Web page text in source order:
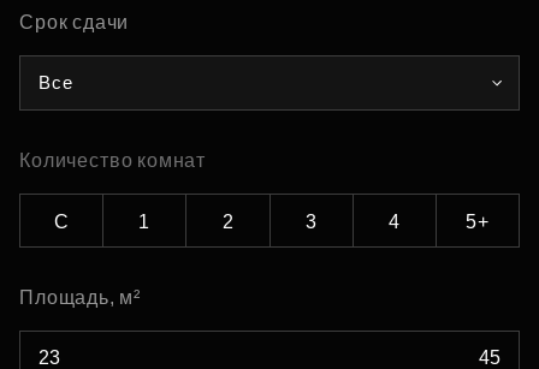
Срок сдачи
Все
Количество комнат
С 1 2 3 4 5+
Площадь, м²